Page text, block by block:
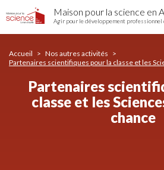
Partenaires
scientifiques
classe
Sciences,
au
Maison pour la science en
Agir pour le développement professionnel
Accueil
Nos autres activités
Partenaires scientifiques pour la classe et les
Partenaires
classe et les
chance